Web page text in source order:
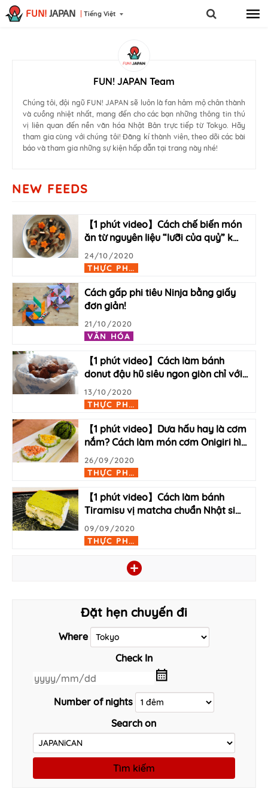
FUN! JAPAN Tiếng Việt
FUN! JAPAN Team
Chúng tôi, đội ngũ FUN! JAPAN sẽ luôn là fan hâm mộ chân thành
và cuồng nhiệt nhất, mang đến cho các bạn những thông tin thú
vị liên quan đến nền văn hóa Nhật Bản trực tiếp từ Tokyo. Hãy
tham gia cùng với chúng tôi! Đăng kí thành viên, theo dõi các bài
báo và tham gia những sự kiện hấp dẫn tại trang này nhé!
NEW FEEDS
【1 phút video】Cách chế biến món
ăn từ nguyên liệu “lưỡi của quỷ” k…
T
HỰC PHẨM
24/10/2020
Cách gấp phi tiêu Ninja bằng giấy
đơn giản!
VĂN HÓA
21/10/2020
【1 phút video】Cách làm bánh
donut đậu hũ siêu ngon giòn chỉ với…
T
HỰC PHẨM
13/10/2020
【1 phút video】Dưa hấu hay là cơm
nắm? Cách làm món cơm Onigiri hì…
T
HỰC PHẨM
26/09/2020
【1 phút video】Cách làm bánh
Tiramisu vị matcha chuẩn Nhật si…
T
HỰC PHẨM
09/09/2020
Đặt hẹn chuyến đi
Where
Check In
Number of nights
Search on
Tìm kiếm